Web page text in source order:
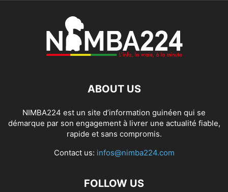
ABOUT US
NIMBA224 est un site d’information guinéen qui se
démarque par son engagement à livrer une actualité fiable,
rapide et sans compromis.
Contact us: infos@nimba224.com
FOLLOW US